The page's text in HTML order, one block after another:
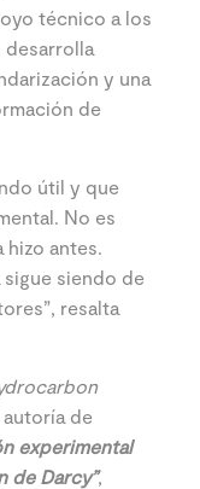
técnico a los
y una
de
útil y que
No es
antes.
siendo de
resalta
de
experimental
de Darcy”,